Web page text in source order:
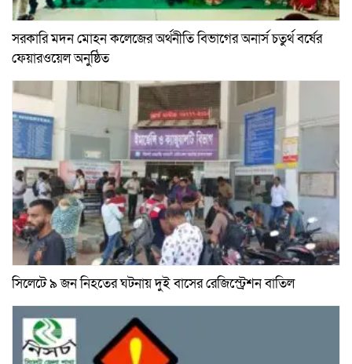
সরকারি মদন মোহন কলেজের অর্থনীতি বিভাগের অনার্স চতুর্থ বর্ষের
ফেয়ারওয়েল অনুষ্ঠিত
সিলেটে ৯ জন নিহতের ঘটনায় দুই বাসের রেজিস্ট্রেশন বাতিল